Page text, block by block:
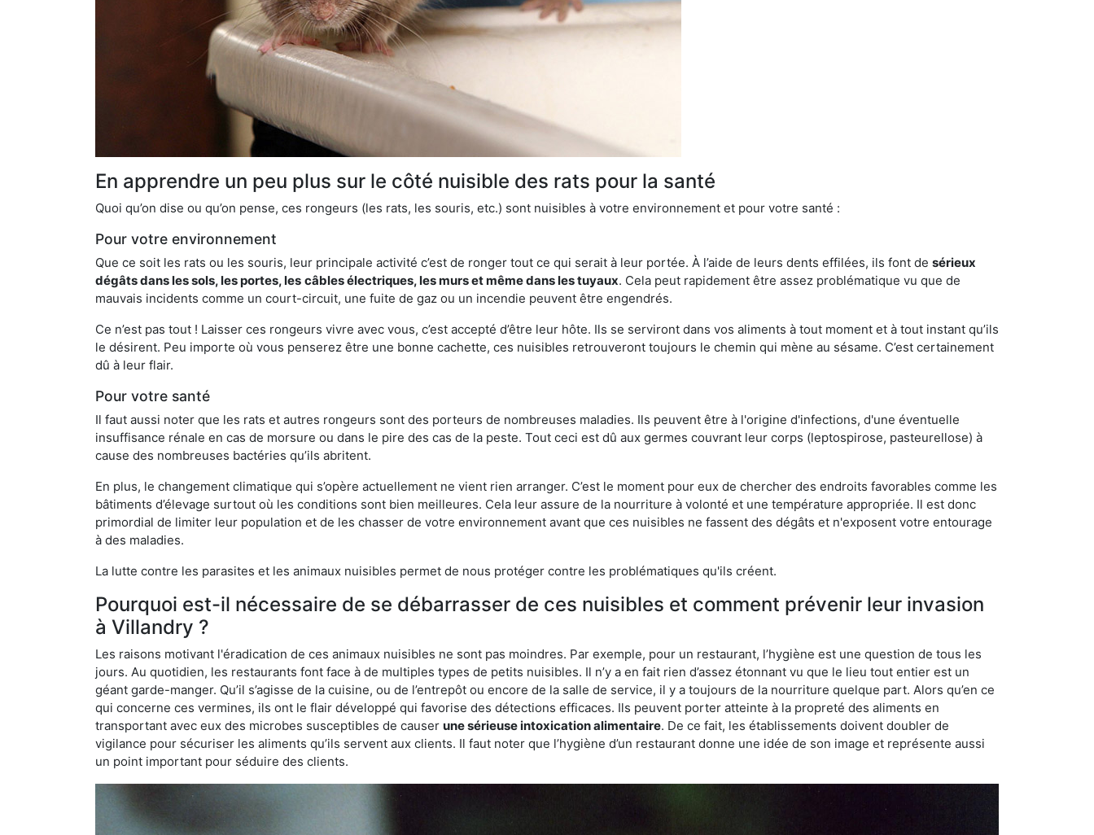
En apprendre un peu plus sur le côté nuisible des rats pour la santé
Quoi qu’on dise ou qu’on pense, ces rongeurs (les rats, les souris, etc.) sont nuisibles à votre environnement et pour votre santé :
Pour votre environnement
Que ce soit les rats ou les souris, leur principale activité c’est de ronger tout ce qui serait à leur portée. À l’aide de leurs dents effilées, ils font de sérieux
dégâts dans les sols, les portes, les câbles électriques, les murs et même dans les tuyaux. Cela peut rapidement être assez problématique vu que de
mauvais incidents comme un court-circuit, une fuite de gaz ou un incendie peuvent être engendrés.
Ce n’est pas tout ! Laisser ces rongeurs vivre avec vous, c’est accepté d’être leur hôte. Ils se serviront dans vos aliments à tout moment et à tout instant qu’ils
le désirent. Peu importe où vous penserez être une bonne cachette, ces nuisibles retrouveront toujours le chemin qui mène au sésame. C’est certainement
dû à leur flair.
Pour votre santé
Il faut aussi noter que les rats et autres rongeurs sont des porteurs de nombreuses maladies. Ils peuvent être à l'origine d'infections, d'une éventuelle
insuffisance rénale en cas de morsure ou dans le pire des cas de la peste. Tout ceci est dû aux germes couvrant leur corps (leptospirose, pasteurellose) à
cause des nombreuses bactéries qu’ils abritent.
En plus, le changement climatique qui s’opère actuellement ne vient rien arranger. C’est le moment pour eux de chercher des endroits favorables comme les
bâtiments d’élevage surtout où les conditions sont bien meilleures. Cela leur assure de la nourriture à volonté et une température appropriée. Il est donc
primordial de limiter leur population et de les chasser de votre environnement avant que ces nuisibles ne fassent des dégâts et n'exposent votre entourage
à des maladies.
La lutte contre les parasites et les animaux nuisibles permet de nous protéger contre les problématiques qu'ils créent.
Pourquoi est-il nécessaire de se débarrasser de ces nuisibles et comment prévenir leur invasion
à Villandry ?
Les raisons motivant l'éradication de ces animaux nuisibles ne sont pas moindres. Par exemple, pour un restaurant, l’hygiène est une question de tous les
jours. Au quotidien, les restaurants font face à de multiples types de petits nuisibles. Il n’y a en fait rien d’assez étonnant vu que le lieu tout entier est un
géant garde-manger. Qu’il s’agisse de la cuisine, ou de l’entrepôt ou encore de la salle de service, il y a toujours de la nourriture quelque part. Alors qu’en ce
qui concerne ces vermines, ils ont le flair développé qui favorise des détections efficaces. Ils peuvent porter atteinte à la propreté des aliments en
transportant avec eux des microbes susceptibles de causer une sérieuse intoxication alimentaire. De ce fait, les établissements doivent doubler de
vigilance pour sécuriser les aliments qu’ils servent aux clients. Il faut noter que l’hygiène d’un restaurant donne une idée de son image et représente aussi
un point important pour séduire des clients.